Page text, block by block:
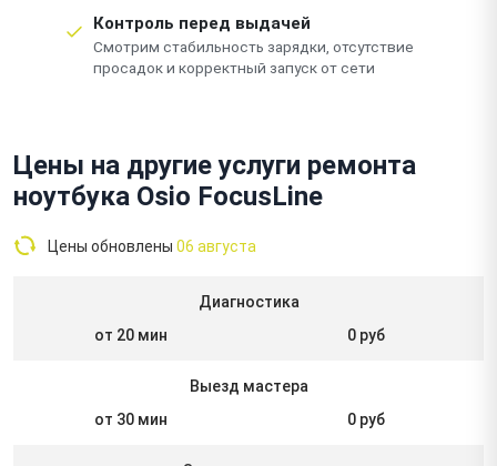
Контроль перед выдачей
Смотрим стабильность зарядки, отсутствие
просадок и корректный запуск от сети
Цены на другие услуги ремонта
ноутбука Osio FocusLine
Цены обновлены 06 августа
Диагностика
от 20 мин
0 руб
Выезд мастера
от 30 мин
0 руб